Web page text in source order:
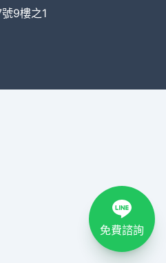
9樓之1
免費諮詢